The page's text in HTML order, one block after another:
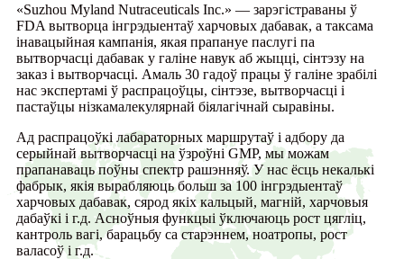
«Suzhou Myland Nutraceuticals Inc.» — зарэгістраваны ў
FDA вытворца інгрэдыентаў харчовых дабавак, а таксама
інавацыйная кампанія, якая прапануе паслугі па
вытворчасці дабавак у галіне навук аб жыцці, сінтэзу на
заказ і вытворчасці. Амаль 30 гадоў працы ў галіне зрабілі
нас экспертамі ў распрацоўцы, сінтэзе, вытворчасці і
пастаўцы нізкамалекулярнай біялагічнай сыравіны.
Ад распрацоўкі лабараторных маршрутаў і адбору да
серыйнай вытворчасці на ўзроўні GMP, мы можам
прапанаваць поўны спектр рашэнняў. У нас ёсць некалькі
фабрык, якія вырабляюць больш за 100 інгрэдыентаў
харчовых дабавак, сярод якіх кальцый, магній, харчовыя
дабаўкі і г.д. Асноўныя функцыі ўключаюць рост цягліц,
кантроль вагі, барацьбу са старэннем, ноатропы, рост
валасоў і г.д.